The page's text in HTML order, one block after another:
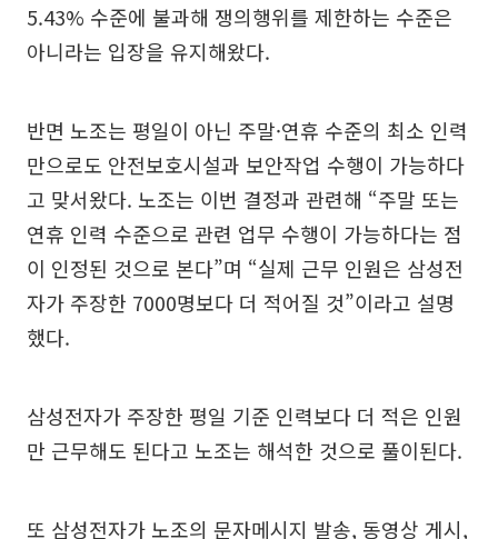
5.43% 수준에 불과해 쟁의행위를 제한하는 수준은
아니라는 입장을 유지해왔다.
반면 노조는 평일이 아닌 주말·연휴 수준의 최소 인력
만으로도 안전보호시설과 보안작업 수행이 가능하다
고 맞서왔다. 노조는 이번 결정과 관련해 “주말 또는
연휴 인력 수준으로 관련 업무 수행이 가능하다는 점
이 인정된 것으로 본다”며 “실제 근무 인원은 삼성전
자가 주장한 7000명보다 더 적어질 것”이라고 설명
했다.
삼성전자가 주장한 평일 기준 인력보다 더 적은 인원
만 근무해도 된다고 노조는 해석한 것으로 풀이된다.
또 삼성전자가 노조의 문자메시지 발송, 동영상 게시,